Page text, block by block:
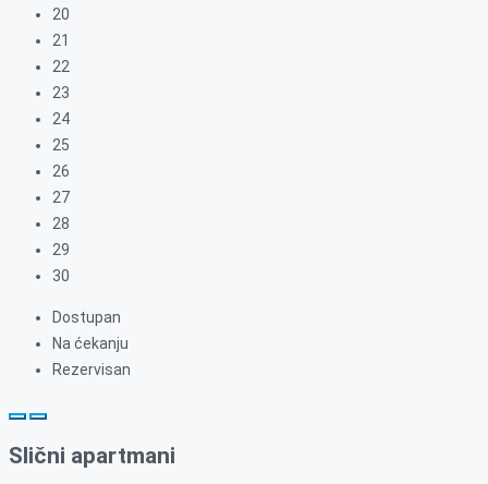
20
21
22
23
24
25
26
27
28
29
30
Dostupan
Na ćekanju
Rezervisan
Slični apartmani